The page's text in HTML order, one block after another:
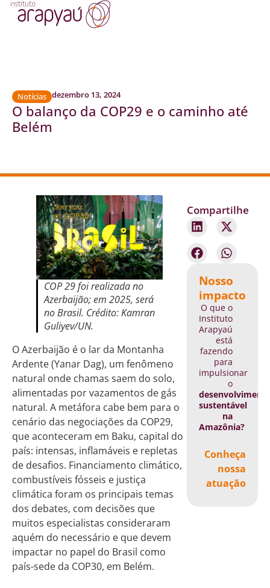
Notícias dezembro 13, 2024
O balanço da COP29 e o caminho até
Belém
Compartilhe
Nosso
impacto
O que o
Instituto
Arapyaú
está
fazendo
para
impulsionar
o
sustentável
na
Amazônia?
Conheça
nossa
atuação
COP 29 foi realizada no
Azerbaijão; em 2025, será
no Brasil. Crédito: Kamran
Guliyev/UN.
O Azerbaijão é o lar da Montanha
Ardente (Yanar Dag), um fenômeno
natural onde chamas saem do solo,
alimentadas por vazamentos de gás
natural. A metáfora cabe bem para o
cenário das negociações da COP29,
que aconteceram em Baku, capital do
país: intensas, inflamáveis e repletas
de desafios. Financiamento climático,
combustíveis fósseis e justiça
climática foram os principais temas
dos debates, com decisões que
muitos especialistas consideraram
aquém do necessário e que devem
impactar no papel do Brasil como
país-sede da COP30, em Belém.